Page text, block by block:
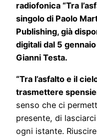
radiofonica “Tra
singolo di Paolo
Publishing, già
digitali dal 5
Gianni Testa.
“Tra l’asfalto e il
trasmettere
senso che ci
presente, di
ogni istante.